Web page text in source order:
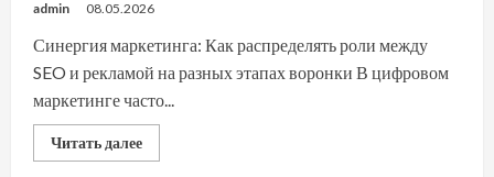
доработками
admin 08.05.2026
Синергия маркетинга: Как распределять роли между
SEO и рекламой на разных этапах воронки В цифровом
маркетинге часто...
Читать далееПрочитать
больше